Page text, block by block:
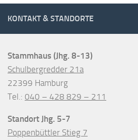
KONTAKT & STANDORTE
Stammhaus (Jhg. 8-13)
Schulbergredder 21a
22399 Hamburg
Tel.: 040 – 428 829 – 211
Standort Jhg. 5-7
Poppenbüttler Stieg 7